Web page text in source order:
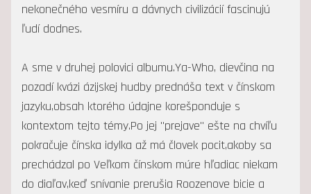
nekonečného vesmíru a dávnych civilizácií fascinujú
ľudí dodnes.
A sme v druhej polovici albumu.Ya-Who, dievčina na
pozadí kvázi ázijskej hudby prednáša text v čínskom
jazyku,obsah ktorého údajne korešponduje s
kontextom tejto témy.Po jej "prejave" ešte na chvíľu
pokračuje čínska idylka až má človek pocit,akoby sa
prechádzal po Veľkom čínskom múre hľadiac niekam
do diaľav,keď snívanie prerušia Roozenove bicie a